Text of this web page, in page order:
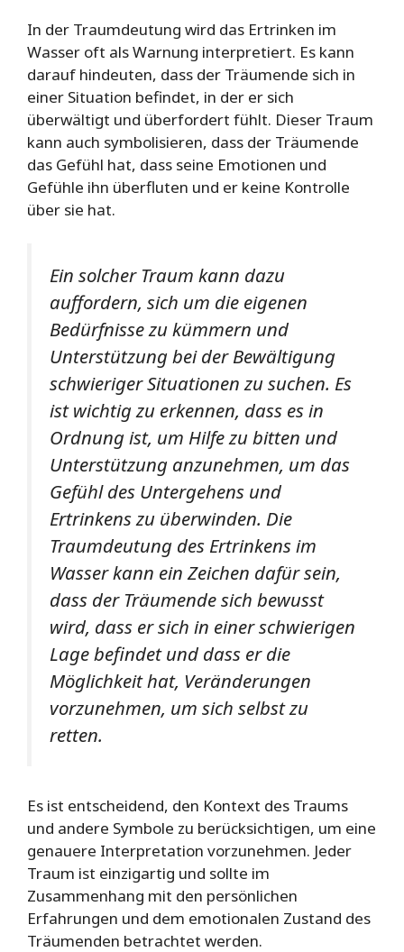
In der Traumdeutung wird das Ertrinken im
Wasser oft als Warnung interpretiert. Es kann
darauf hindeuten, dass der Träumende sich in
einer Situation befindet, in der er sich
überwältigt und überfordert fühlt. Dieser Traum
kann auch symbolisieren, dass der Träumende
das Gefühl hat, dass seine Emotionen und
Gefühle ihn überfluten und er keine Kontrolle
über sie hat.
Ein solcher Traum kann dazu
auffordern, sich um die eigenen
Bedürfnisse zu kümmern und
Unterstützung bei der Bewältigung
schwieriger Situationen zu suchen. Es
ist wichtig zu erkennen, dass es in
Ordnung ist, um Hilfe zu bitten und
Unterstützung anzunehmen, um das
Gefühl des Untergehens und
Ertrinkens zu überwinden. Die
Traumdeutung des Ertrinkens im
Wasser kann ein Zeichen dafür sein,
dass der Träumende sich bewusst
wird, dass er sich in einer schwierigen
Lage befindet und dass er die
Möglichkeit hat, Veränderungen
vorzunehmen, um sich selbst zu
retten.
Es ist entscheidend, den Kontext des Traums
und andere Symbole zu berücksichtigen, um eine
genauere Interpretation vorzunehmen. Jeder
Traum ist einzigartig und sollte im
Zusammenhang mit den persönlichen
Erfahrungen und dem emotionalen Zustand des
Träumenden betrachtet werden.